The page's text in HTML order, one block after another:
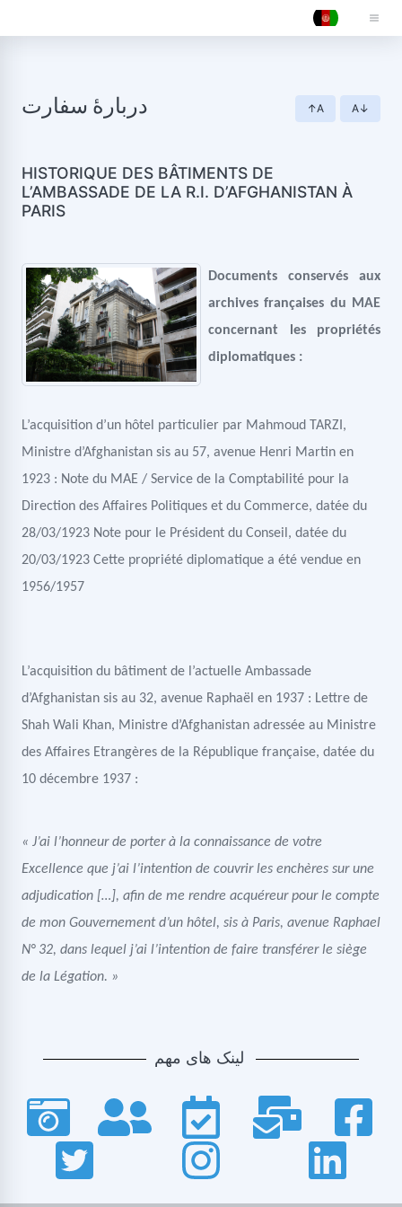
دربارۀ سفارت ↑A A↓
HISTORIQUE DES BÂTIMENTS DE
L’AMBASSADE DE LA R.I. D’AFGHANISTAN À
PARIS
Documents conservés aux
archives françaises du MAE
concernant les propriétés
diplomatiques :
L’acquisition d’un hôtel particulier par Mahmoud TARZI,
Ministre d’Afghanistan sis au 57, avenue Henri Martin en
1923 : Note du MAE / Service de la Comptabilité pour la
Direction des Affaires Politiques et du Commerce, datée du
28/03/1923 Note pour le Président du Conseil, datée du
20/03/1923 Cette propriété diplomatique a été vendue en
1956/1957
L’acquisition du bâtiment de l’actuelle Ambassade
d’Afghanistan sis au 32, avenue Raphaël en 1937 : Lettre de
Shah Wali Khan, Ministre d’Afghanistan adressée au Ministre
des Affaires Etrangères de la République française, datée du
10 décembre 1937 :
« J’ai l’honneur de porter à la connaissance de votre
Excellence que j’ai l’intention de couvrir les enchères sur une
adjudication […], afin de me rendre acquéreur pour le compte
de mon Gouvernement d’un hôtel, sis à Paris, avenue Raphael
N° 32, dans lequel j’ai l’intention de faire transférer le siège
de la Légation. »